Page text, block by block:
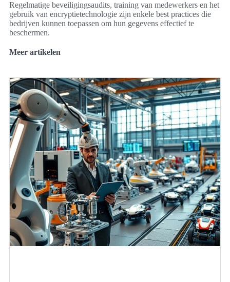
Regelmatige beveiligingsaudits, training van medewerkers en het
gebruik van encryptietechnologie zijn enkele best practices die
bedrijven kunnen toepassen om hun gegevens effectief te
beschermen.
Meer artikelen